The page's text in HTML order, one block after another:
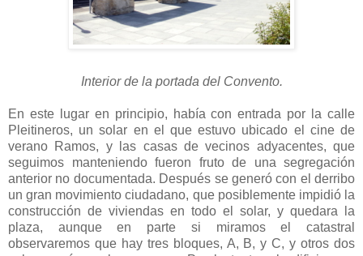
Interior de la portada del Convento.
En este lugar en principio, había con entrada por la calle
Pleitineros, un solar en el que estuvo ubicado el cine de
verano Ramos, y las casas de vecinos adyacentes, que
seguimos manteniendo fueron fruto de una segregación
anterior no documentada. Después se generó con el derribo
un gran movimiento ciudadano, que posiblemente impidió la
construcción de viviendas en todo el solar, y quedara la
plaza, aunque en parte si miramos el catastral
observaremos que hay tres bloques, A, B, y C, y otros dos